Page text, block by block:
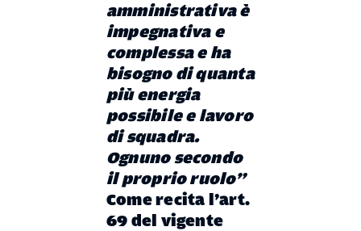
amministrativa è
impegnativa e
complessa e ha
bisogno di quanta
più energia
possibile e lavoro
di squadra.
Ognuno secondo
il proprio ruolo”
Come recita l’art.
69 del vigente